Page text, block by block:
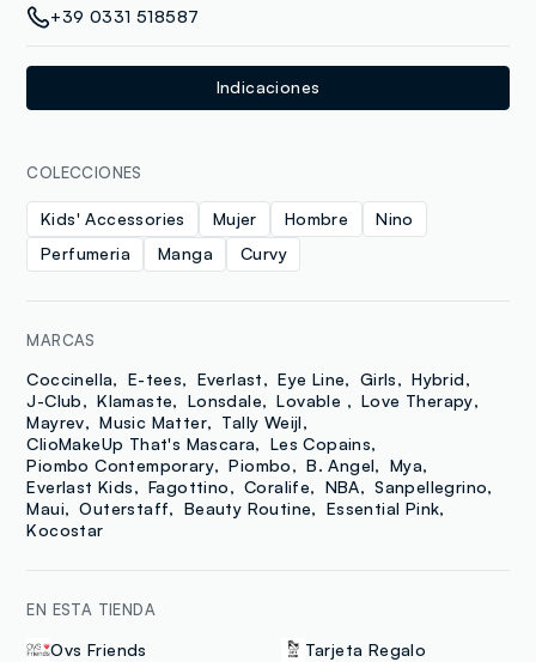
+39 0331 518587
Indicaciones
COLECCIONES
Kids' Accessories Mujer Hombre
Nino
Perfumeria
Manga Curvy
MARCAS
Coccinella E-tees Everlast Eye Line Girls
Hybrid
J-Club
Klamaste Lonsdale Lovable
Love Therapy
Mayrev
Music Matter
Tally Weijl
ClioMakeUp That's Mascara
Les Copains
Piombo Contemporary
Piombo B. Angel
Mya
Everlast Kids
Fagottino Coralife NBA
Sanpellegrino
Maui
Outerstaff Beauty Routine
Essential Pink
Kocostar
EN ESTA TIENDA
Ovs Friends Tarjeta Regalo